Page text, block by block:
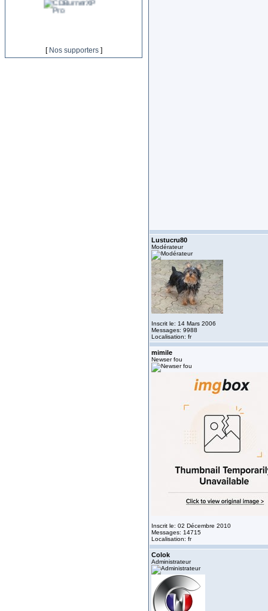
[ Nos supporters]
Lustucru80
Modérateur
Inscrit le: 14 Mars 2006
Messages: 9988
Localisation: fr
mimile
Newser fou
Inscrit le: 02 Décembre 2010
Messages: 14715
Localisation: fr
Colok
Administrateur